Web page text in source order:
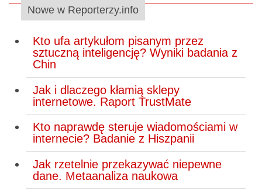
Nowe w Reporterzy.info
Kto ufa artykułom pisanym przez
sztuczną inteligencję? Wyniki badania z
Chin
Jak i dlaczego kłamią sklepy
internetowe. Raport TrustMate
Kto naprawdę steruje wiadomościami w
internecie? Badanie z Hiszpanii
Jak rzetelnie przekazywać niepewne
dane. Metaanaliza naukowa